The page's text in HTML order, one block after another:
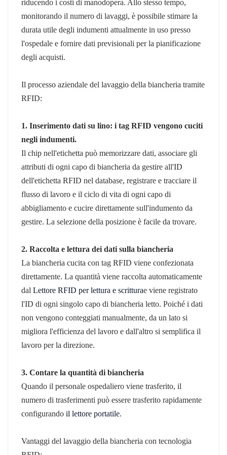
riducendo i costi di manodopera. Allo stesso tempo,
monitorando il numero di lavaggi, è possibile stimare la
durata utile degli indumenti attualmente in uso presso
l'ospedale e fornire dati previsionali per la pianificazione
degli acquisti.
Il processo aziendale del lavaggio della biancheria tramite
RFID:
1. Inserimento dati su lino: i tag RFID vengono cuciti
negli indumenti.
Il chip nell'etichetta può memorizzare dati, associare gli
attributi di ogni capo di biancheria da gestire all'ID
dell'etichetta RFID nel database, registrare e tracciare il
flusso di lavoro e il ciclo di vita di ogni capo di
abbigliamento e cucire direttamente sull'indumento da
gestire. La selezione della posizione è facile da trovare.
2. Raccolta e lettura dei dati sulla biancheria
La biancheria cucita con tag RFID viene confezionata
direttamente. La quantità viene raccolta automaticamente
dalLettore RFID per lettura e scritturae viene registrato
l'ID di ogni singolo capo di biancheria letto. Poiché i dati
non vengono conteggiati manualmente, da un lato si
migliora l'efficienza del lavoro e dall'altro si semplifica il
lavoro per la direzione.
3. Contare la quantità di biancheria
Quando il personale ospedaliero viene trasferito, il
numero di trasferimenti può essere trasferito rapidamente
configurandoil lettore portatile.
Vantaggi del lavaggio della biancheria con tecnologia